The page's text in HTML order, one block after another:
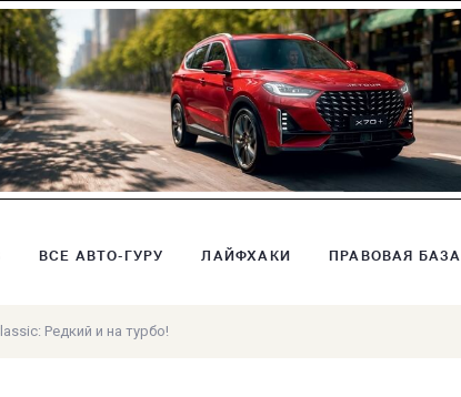
ВСЕ АВТО-ГУРУ ЛАЙФХАКИ ПРАВОВАЯ БАЗА
Редкий и на турбо!